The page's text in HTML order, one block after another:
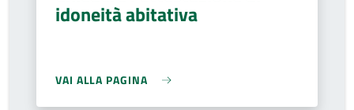
idoneità abitativa
VAI ALLA PAGINA